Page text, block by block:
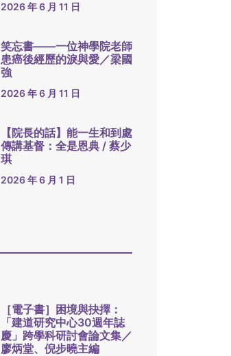
2026 年 6 月 11 日
笑忘書——一位神學院老師
患癌後經歷的淚與愛／梁國
強
2026 年 6 月 11 日
【院長的話】能一生和到處
傳講基督：全是恩典 / 蔡少
琪
2026 年 6 月 1 日
［電子書］困境與抉擇：
「建道研究中心30週年誌
慶」跨學科研討會論文集／
廖炳堂、倪步曉主編